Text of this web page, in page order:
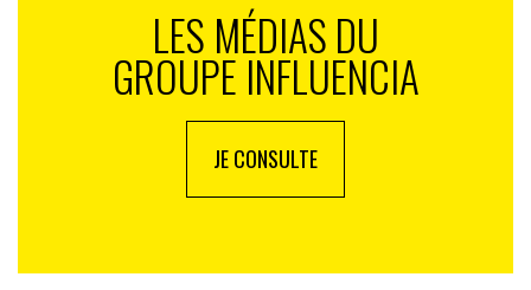
LES MÉDIAS DU
GROUPE INFLUENCIA
JE CONSULTE